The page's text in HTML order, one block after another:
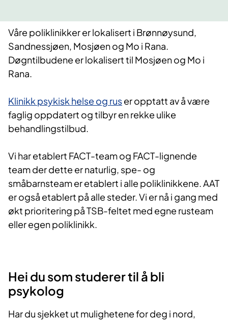
Våre poliklinikker er lokalisert i Brønnøysund,
Sandnessjøen, Mosjøen og Mo i Rana.
Døgntilbudene er lokalisert til Mosjøen og Mo i
Rana.
Klinikk psykisk helse og ruser opptatt av å være
faglig oppdatert og tilbyr en rekke ulike
behandlingstilbud.
Vi har etablert FACT-team og FACT-lignende
team der dette er naturlig, spe- og
småbarnsteam er etablert i alle poliklinikkene. AAT
er også etablert på alle steder. Vi er nå i gang med
økt prioritering på TSB-feltet med egne rusteam
eller egen poliklinikk.
​Hei du som studerer til å bli
psykolog
Har du sjekket ut mulighetene for deg i nord,